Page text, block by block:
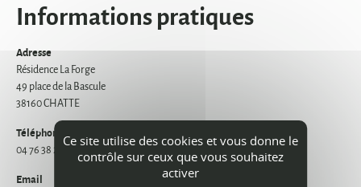
Informations pratiques
Adresse
Résidence La Forge
49 place de la Bascule
38160 CHATTE
Téléphone
04 76 38 26 35
Email
Ce site utilise des cookies et vous donne le
contrôle sur ceux que vous souhaitez
activer